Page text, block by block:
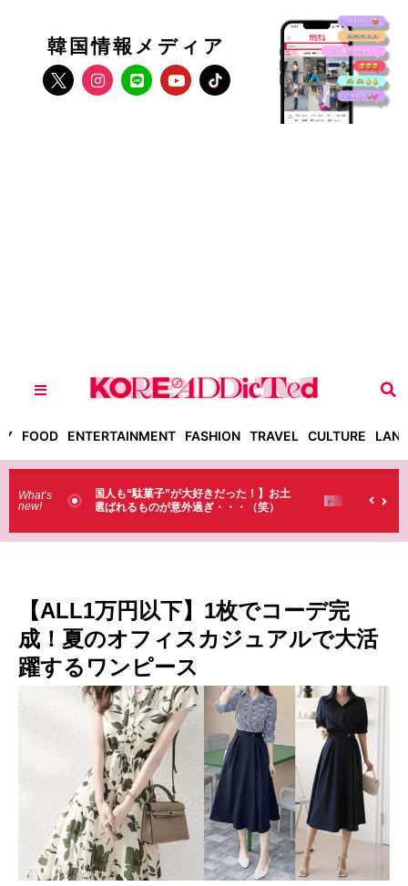
韓国情報メディア
FOOD ENTERTAINMENT FASHION TRAVEL CULTURE
What’s
new!
！】お土
（笑）
【そんなものまで買っていくの？】日本のド
ラストで韓国人が買うものがちょっと…
【ALL1万円以下】1枚でコーデ完
成！夏のオフィスカジュアルで大活
躍するワンピース